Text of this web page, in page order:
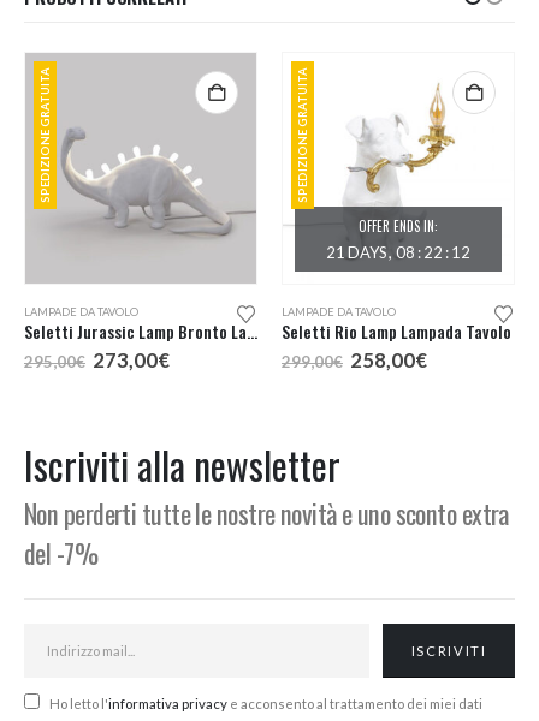
SPEDIZIONE GRATUITA
LAMPADE DA TAVOLO
Seletti Jurassic Lamp Bronto Lampada da Tavolo
295,00€ Il
prezzo
273,00€Il
SPEDIZIONE GRATUITA
OFFER ENDS IN:
21 DAYS 08 :22 :12
LAMPADE DA TAVOLO
Seletti Rio Lamp Lampada Tavolo
299,00€ Il
prezzo
258,00€Il
Iscriviti alla newsletter
Non perderti tutte le nostre novità e uno sconto extra
del -7%
Ho letto l'informativa privacy e acconsento al trattamento dei miei dati